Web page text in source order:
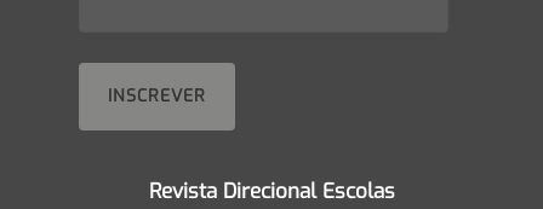
Revista Direcional Escolas